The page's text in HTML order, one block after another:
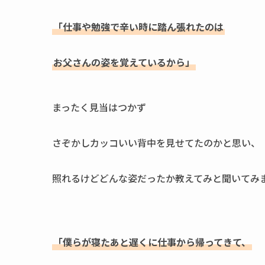
「仕事や勉強で辛い時に踏ん張れたのは
お父さんの姿を覚えているから」
まったく見当はつかず
さぞかしカッコいい背中を見せてたのかと思い、
照れるけどどんな姿だったか教えてみと聞いてみ
「僕らが寝たあと遅くに仕事から帰ってきて、